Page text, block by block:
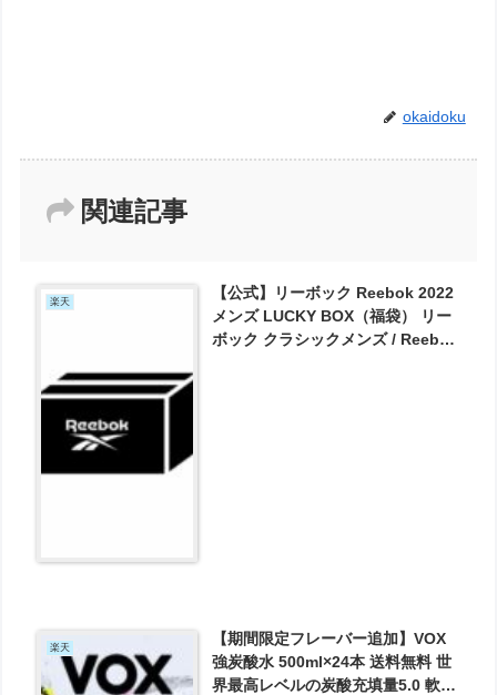
okaidoku
関連記事
楽天
【公式】リーボック Reebok 2022
メンズ LUCKY BOX（福袋） リー
ボック クラシックメンズ / Reebok
楽天
【期間限定フレーバー追加】VOX
強炭酸水 500ml×24本 送料無料 世
界最高レベルの炭酸充填量5.0 軟水